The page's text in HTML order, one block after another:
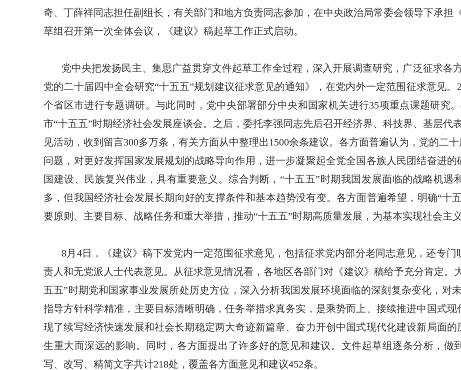
奇、丁薛祥同志担任副组长，有关部门和地方负责同志参加，在中央政治局常委会领导下承担
草组召开第一次全体会议，《建议》稿起草工作正式启动。
党中央把发扬民主、集思广益贯穿文件起草工作全过程，深入开展调查研究，广泛征求各
党的二十届四中全会研究“十五五”规划建议征求意见的通知》，在党内外一定范围征求意见
个省区市进行专题调研。与此同时，党中央部署部分中央和国家机关进行35项重点课题研究
市“十五五”时期经济社会发展座谈会。之后，委托李强同志先后召开经济界、科技界、基层代
见活动，收到留言300多万条，有关方面从中整理出1500余条建议。各方面普遍认为，党的二
问题，对更好发挥国家发展规划的战略导向作用，进一步凝聚起全党全国各族人民团结奋进
国建设、民族复兴伟业，具有重要意义。综合判断，“十五五”时期我国发展面临的战略机遇
多，但我国经济社会发展长期向好的支撑条件和基本趋势没有变。各方面普遍希望，明确“十
要原则、主要目标、战略任务和重大举措，推动“十五五”时期高质量发展，为基本实现社会主
8月4日，《建议》稿下发党内一定范围征求意见，包括征求党内部分老同志意见，还专
责人和无党派人士代表意见。从征求意见情况看，各地区各部门对《建议》稿给予充分肯定。
五五”时期党和国家事业发展所处历史方位，深入分析我国发展环境面临的深刻复杂变化，对
指导方针科学精准，主要目标清晰明确，任务举措求真务实，是乘势而上、接续推进中国式
现了续写经济快速发展和社会长期稳定两大奇迹新篇章、奋力开创中国式现代化建设新局面
生重大而深远的影响。同时，各方面提出了许多好的意见和建议。文件起草组逐条分析，做
写、改写、精简文字共计218处，覆盖各方面意见和建议452条。